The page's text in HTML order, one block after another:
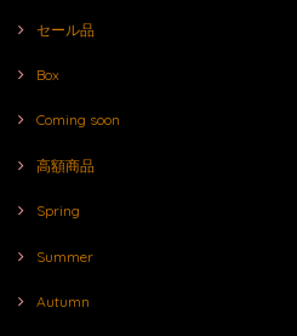
セール品
Box
Coming soon
高額商品
Spring
Summer
Autumn